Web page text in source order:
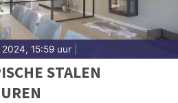
15:59 uur
STALEN